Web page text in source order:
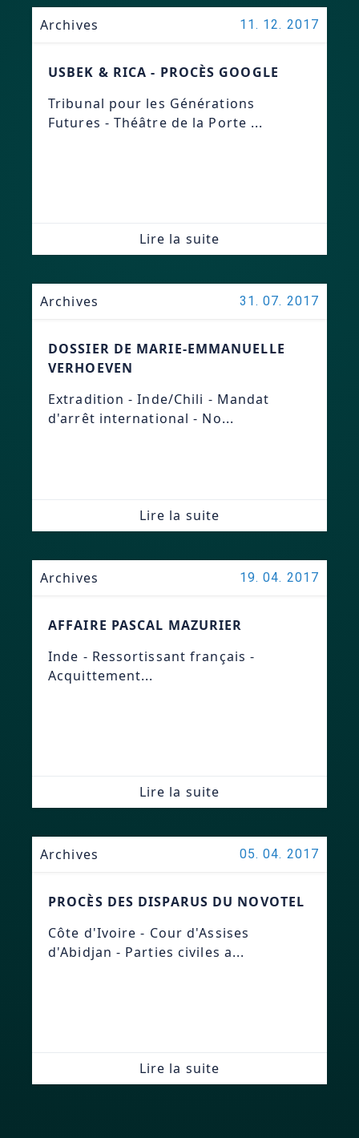
Archives 11. 12. 2017
USBEK & RICA - PROCÈS GOOGLE
Tribunal pour les Générations
Futures - Théâtre de la Porte ...
Lire la suite
Archives 31. 07. 2017
DOSSIER DE MARIE-EMMANUELLE
VERHOEVEN
Extradition - Inde/Chili - Mandat
d'arrêt international - No...
Lire la suite
Archives 19. 04. 2017
AFFAIRE PASCAL MAZURIER
Inde - Ressortissant français -
Acquittement...
Lire la suite
Archives 05. 04. 2017
PROCÈS DES DISPARUS DU NOVOTEL
Côte d'Ivoire - Cour d'Assises
d'Abidjan - Parties civiles a...
Lire la suite